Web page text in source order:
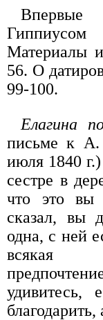
Материалы
56. О
99-100.
Елагина
письме к
июля 1840
сестре в
что это вы
сказал, вы
одна, с ней
всякая
удивитесь,